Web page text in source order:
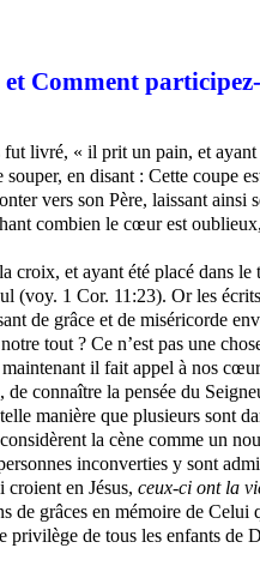
Comment participez-
livré, « il prit un pain, et
en disant : Cette coupe
vers son Père, laissant
combien le cœur est
croix, et ayant été placé dans
(voy. 1 Cor. 11:23). Or les
de grâce et de miséricorde
tout ? Ce n’est pas une
il fait appel à nos
connaître la pensée du
manière que plusieurs sont
la cène comme un
inconverties y sont
croient en Jésus, ceux-ci ont la
de grâces en mémoire de
privilège de tous les enfants de